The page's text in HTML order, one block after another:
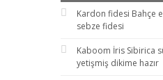
Kardon fidesi Bahçe
sebze fidesi
Kaboom İris Sibirica
yetişmiş dikime hazır